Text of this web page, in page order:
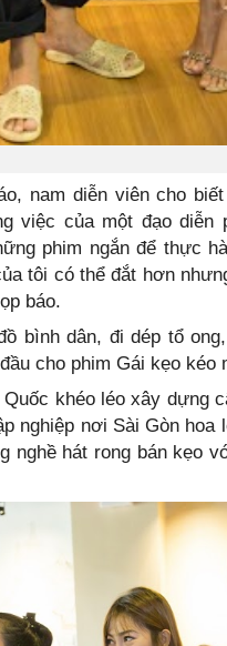
nam diễn viên cho
việc của một đạo diễn
phim ngắn để thực
tôi có thể đắt hơn
báo.
bình dân, đi dép tổ
cho phim Gái kẹo kéo
khéo léo xây dựng
nghiệp nơi Sài Gòn hoa
nghề hát rong bán kẹo